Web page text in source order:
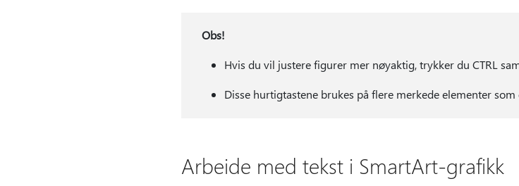
Obs!
Hvis du vil justere figurer mer nøyaktig, trykker du CTRL
Disse hurtigtastene brukes på flere merkede elementer
Arbeide med tekst i SmartArt-grafikk